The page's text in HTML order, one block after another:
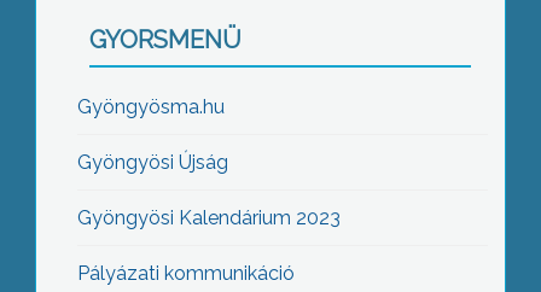
GYORSMENÜ
Gyöngyösma.hu
Gyöngyösi Újság
Gyöngyösi Kalendárium 2023
Pályázati kommunikáció